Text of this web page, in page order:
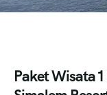
Paket Wisata